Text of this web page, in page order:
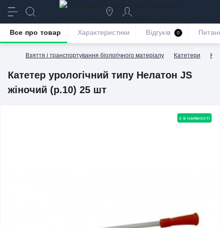
якість та бездоганне
обслуговування
Взяття і транспортування біологічного матеріалу Катетери
Катетер урологічний типу Нелатон JS
жіночий (р.10) 25 шт
Все про товар Характеристики Відгуків 0
є в наявності